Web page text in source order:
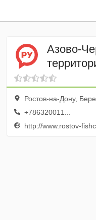
Азово-
по
Ростов-на-Дону,
+786320011...
http://www.rostov-